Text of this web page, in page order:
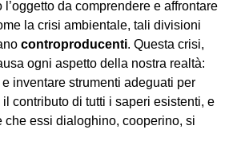
l’oggetto da comprendere e affrontare
la crisi ambientale, tali divisioni
controproducenti. Questa crisi,
ogni aspetto della nostra realtà:
inventare strumenti adeguati per
contributo di tutti i saperi esistenti, e
che essi dialoghino, cooperino, si